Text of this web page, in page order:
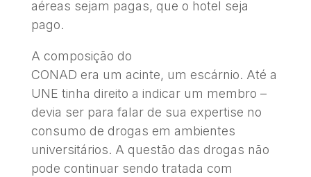
aéreas sejam pagas, que o hotel seja
pago.
A composição do
CONAD era um acinte, um escárnio. Até a
UNE tinha direito a indicar um membro –
devia ser para falar de sua expertise no
consumo de drogas em ambientes
universitários. A questão das drogas não
pode continuar sendo tratada com